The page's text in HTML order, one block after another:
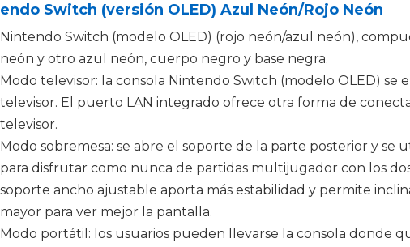
Switch (versión OLED) Azul Neón/Rojo Neón
Nintendo Switch (modelo OLED) (rojo neón/azul neón),
neón y otro azul neón, cuerpo negro y base negra.
Modo televisor: la consola Nintendo Switch (modelo OLED) se
televisor. El puerto LAN integrado ofrece otra forma de
televisor.
Modo sobremesa: se abre el soporte de la parte posterior y se
para disfrutar como nunca de partidas multijugador con los
soporte ancho ajustable aporta más estabilidad y permite
mayor para ver mejor la pantalla.
Modo portátil: los usuarios pueden llevarse la consola donde